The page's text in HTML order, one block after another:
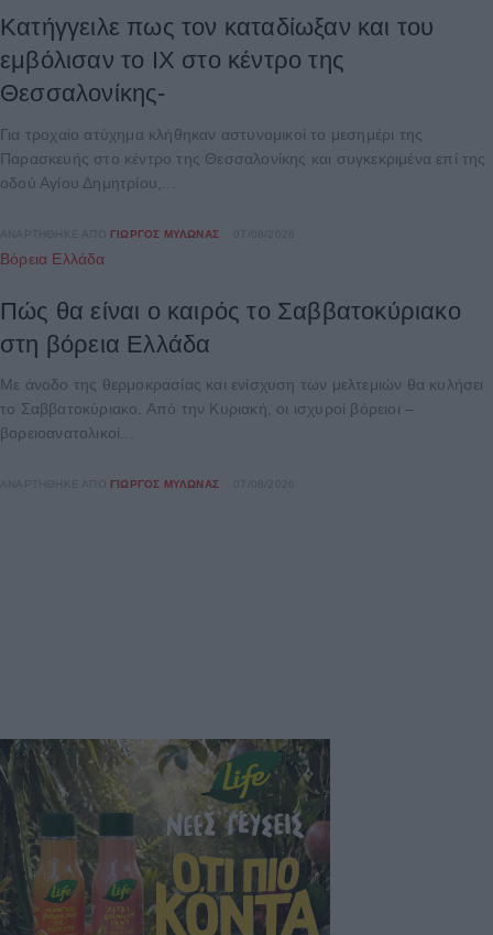
Κατήγγειλε πως τον καταδίωξαν και του
εμβόλισαν το ΙΧ στο κέντρο της
Θεσσαλονίκης-
Για τροχαίο ατύχημα κλήθηκαν αστυνομικοί το μεσημέρι της
Παρασκευής στο κέντρο της Θεσσαλονίκης και συγκεκριμένα επί της
οδού Αγίου Δημητρίου,...
ΑΝΑΡΤΉΘΗΚΕ ΑΠΌ ΓΙΏΡΓΟΣ ΜΥΛΩΝΆΣ
Βόρεια Ελλάδα
Πώς θα είναι ο καιρός το Σαββατοκύριακο
στη βόρεια Ελλάδα
Με άνοδο της θερμοκρασίας και ενίσχυση των μελτεμιών θα κυλήσει
το Σαββατοκύριακο. Από την Κυριακή, οι ισχυροί βόρειοι –
βορειοανατολικοί...
ΑΝΑΡΤΉΘΗΚΕ ΑΠΌ ΓΙΏΡΓΟΣ ΜΥΛΩΝΆΣ